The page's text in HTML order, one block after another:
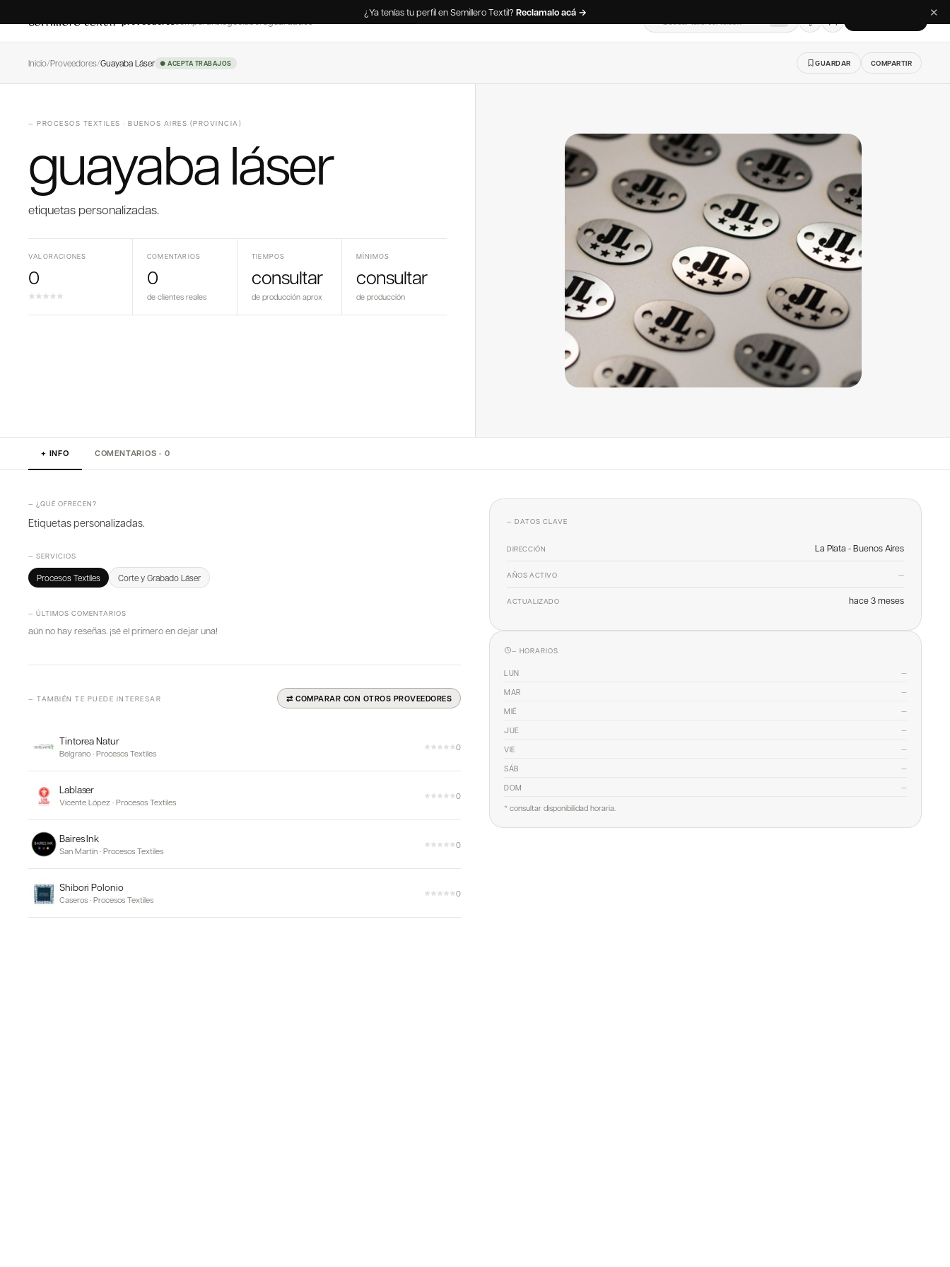
¿Ya tenías tu perfil en Semillero Textil? Reclamalo acá → ✕
Inicio/Proveedores/Guayaba Láser ● ACEPTA TRABAJOS GUARDAR COMPARTIR
— PROCESOS TEXTILES · BUENOS AIRES (PROVINCIA)
guayaba láser
etiquetas personalizadas.
VALORACIONES
0
COMENTARIOS
0
de clientes reales
TIEMPOS
consultar
de producción aprox
MÍNIMOS
consultar
de producción
+ INFO COMENTARIOS · 0
— ¿QUÉ OFRECEN?
Etiquetas personalizadas.
— SERVICIOS
Procesos Textiles Corte y Grabado Láser
— ÚLTIMOS COMENTARIOS
aún no hay reseñas. ¡sé el primero en dejar una!
— TAMBIÉN TE PUEDE INTERESAR ⇄ COMPARAR CON OTROS PROVEEDORES
Tintorea Natur
Belgrano · Procesos Textiles
0
Lablaser
Vicente López · Procesos Textiles
0
Baires Ink
San Martín · Procesos Textiles
0
Shibori Polonio
Caseros · Procesos Textiles
0
— DATOS CLAVE
DIRECCIÓN La Plata - Buenos Aires
AÑOS ACTIVO —
ACTUALIZADO hace 3 meses
— HORARIOS
LUN —
MAR —
MIÉ —
JUE —
VIE —
SÁB —
DOM —
* consultar disponibilidad horaria.